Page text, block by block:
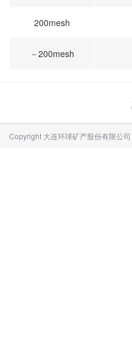
200mesh
－200mesh
Copyright 大连环球矿产股份有限公司